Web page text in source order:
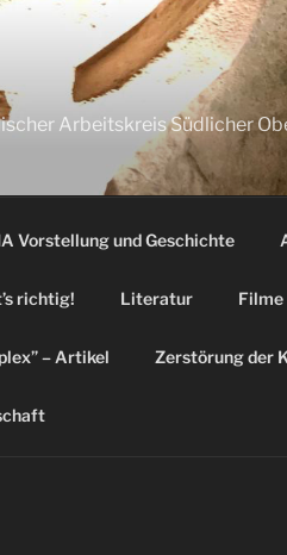
Arbeitskreis Südlicher
Vorstellung und Geschichte
richtig! Literatur Filme
– Artikel Zerstörung der